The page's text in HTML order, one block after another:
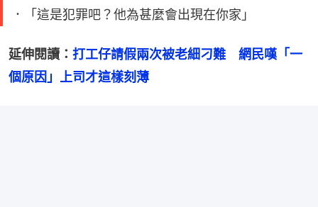
．「這是犯罪吧？他為甚麼會出現在你家」
延伸閱讀： 打工仔請假兩次被老細刁難　網民嘆「一
個原因」上司才這樣刻薄